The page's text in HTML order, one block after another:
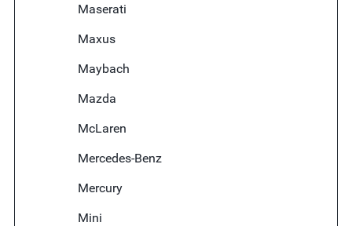
Maserati
Maxus
Maybach
Mazda
McLaren
Mercedes-Benz
Mercury
Mini